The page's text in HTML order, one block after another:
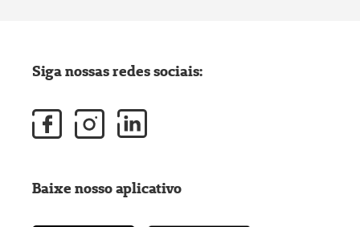
Siga nossas redes sociais:
Baixe nosso aplicativo